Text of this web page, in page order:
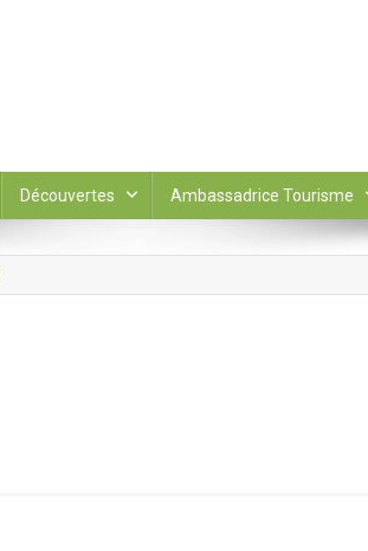
Découvertes Ambassadrice Tourisme